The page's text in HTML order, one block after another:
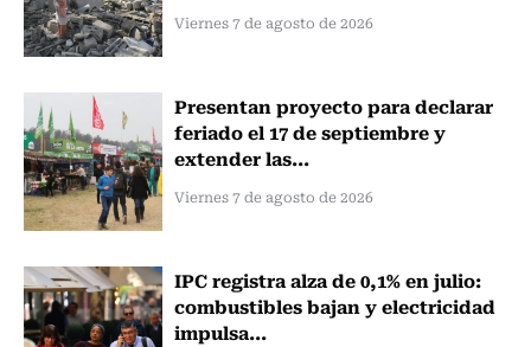
Viernes 7 de agosto de 2026
Presentan proyecto para declarar
feriado el 17 de septiembre y
extender las...
Viernes 7 de agosto de 2026
IPC registra alza de 0,1% en julio:
combustibles bajan y electricidad
impulsa...